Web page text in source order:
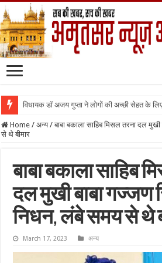
विधायक डॉ अजय गुप्ता ने लोगों की अच्छी सेहत के लिए
Home / अन्य / बाबा बकाला साहिब मिसल तरना दल
से थे बीमार
बाबा बकाला साहिब
दल मुखी बाबा गज्जण
निधन, लंबे समय से थे
March 17, 2023 अन्य